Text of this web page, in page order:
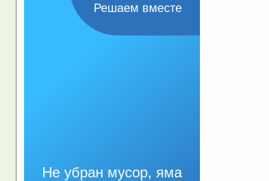
Решаем вместе
Не убран мусор, яма